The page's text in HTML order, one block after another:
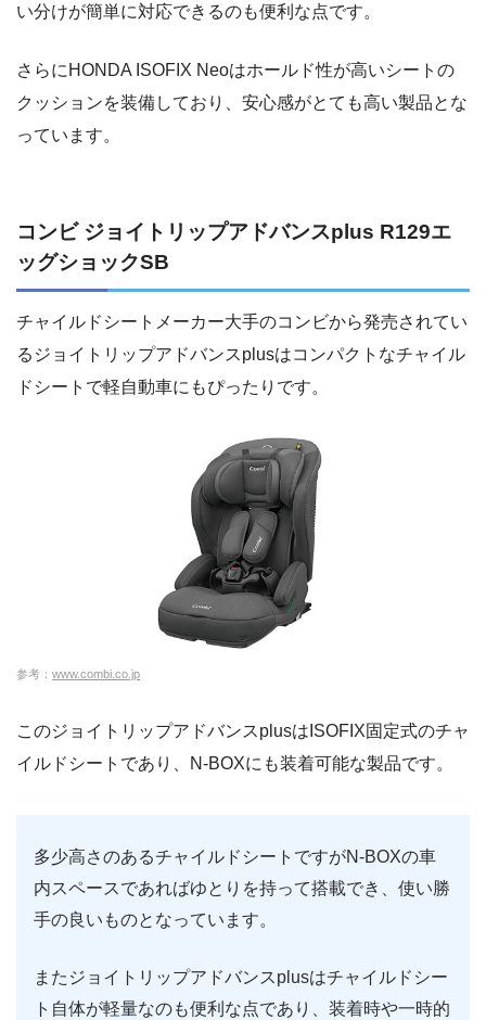
い分けが簡単に対応できるのも便利な点です。
さらにHONDA ISOFIX Neoはホールド性が高いシートの
クッションを装備しており、安心感がとても高い製品とな
っています。
コンビ ジョイトリップアドバンスplus R129エ
ッグショックSB
チャイルドシートメーカー大手のコンビから発売されてい
るジョイトリップアドバンスplusはコンパクトなチャイル
ドシートで軽自動車にもぴったりです。
参考： www.combi.co.jp
このジョイトリップアドバンスplusはISOFIX固定式のチャ
イルドシートであり、N-BOXにも装着可能な製品です。
多少高さのあるチャイルドシートですがN-BOXの車
内スペースであればゆとりを持って搭載でき、使い勝
手の良いものとなっています。
またジョイトリップアドバンスplusはチャイルドシー
ト自体が軽量なのも便利な点であり、装着時や一時的